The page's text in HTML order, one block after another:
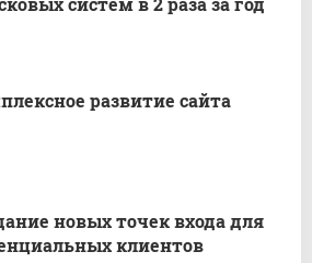
развитие сайта
новых точек входа для
клиентов